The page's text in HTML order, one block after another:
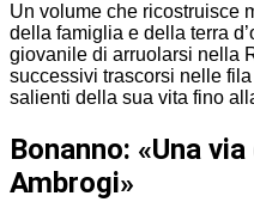
Un volume che ricostruisce
della famiglia e della terra
giovanile di arruolarsi nella
successivi trascorsi nelle
salienti della sua vita fino
Bonanno: «Una
Ambrogi»